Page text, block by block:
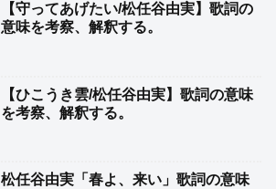
【守ってあげたい/松任谷由実】歌詞の
意味を考察、解釈する。
【ひこうき雲/松任谷由実】歌詞の意味
を考察、解釈する。
松任谷由実「春よ、来い」歌詞の意味